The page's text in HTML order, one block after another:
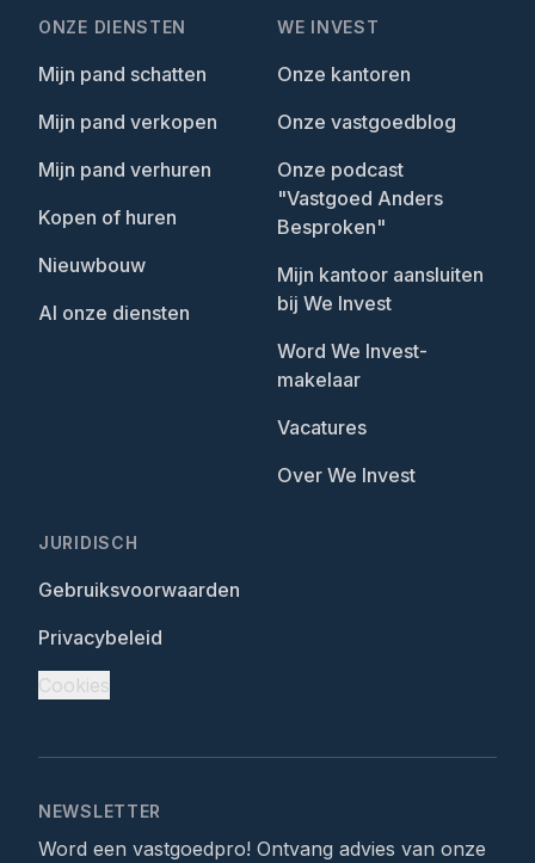
ONZE DIENSTEN
Mijn pand schatten
Mijn pand verkopen
Mijn pand verhuren
Kopen of huren
Nieuwbouw
Al onze diensten
WE INVEST
Onze kantoren
Onze vastgoedblog
Onze podcast
"Vastgoed Anders
Besproken"
Mijn kantoor aansluiten
bij We Invest
Word We Invest-
makelaar
Vacatures
Over We Invest
JURIDISCH
Gebruiksvoorwaarden
Privacybeleid
Cookies
NEWSLETTER
Word een vastgoedpro! Ontvang advies van onze